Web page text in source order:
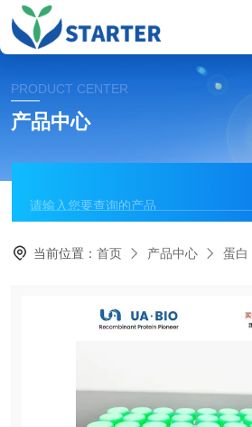
PRODUCT CENTER
产品中心
当前位置：首页 产品中心 蛋白